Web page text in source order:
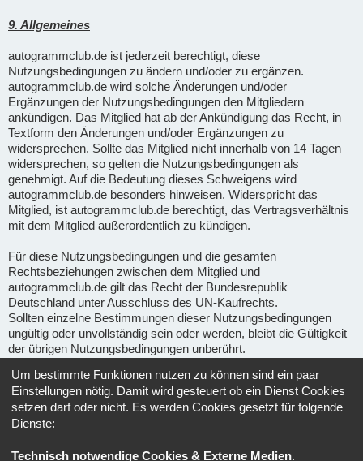
9. Allgemeines
autogrammclub.de ist jederzeit berechtigt, diese
Nutzungsbedingungen zu ändern und/oder zu ergänzen.
autogrammclub.de wird solche Änderungen und/oder
Ergänzungen der Nutzungsbedingungen den Mitgliedern
ankündigen. Das Mitglied hat ab der Ankündigung das Recht, in
Textform den Änderungen und/oder Ergänzungen zu
widersprechen. Sollte das Mitglied nicht innerhalb von 14 Tagen
widersprechen, so gelten die Nutzungsbedingungen als
genehmigt. Auf die Bedeutung dieses Schweigens wird
autogrammclub.de besonders hinweisen. Widerspricht das
Mitglied, ist autogrammclub.de berechtigt, das Vertragsverhältnis
mit dem Mitglied außerordentlich zu kündigen.
Für diese Nutzungsbedingungen und die gesamten
Rechtsbeziehungen zwischen dem Mitglied und
autogrammclub.de gilt das Recht der Bundesrepublik
Deutschland unter Ausschluss des UN-Kaufrechts.
Sollten einzelne Bestimmungen dieser Nutzungsbedingungen
ungültig oder unvollständig sein oder werden, bleibt die Gültigkeit
der übrigen Nutzungsbedingungen unberührt.
Gerichtsstand für alle im Zusammenhang mit Ape-fans
entstehenden Streitigkeiten ist, soweit gesetzlich zulässig, der
Sitz von Ape-fans.
sind in derDatenschutzerklärungenthalten.
Um bestimmte Funktionen nutzen zu können sind ein paar
Einstellungen nötig. Damit wird gesteuert ob ein Dienst Cookies
setzen darf oder nicht. Es werden Cookies gesetzt für folgende
Dienste:
Technisch notwendige Cookies & Externe Medien.